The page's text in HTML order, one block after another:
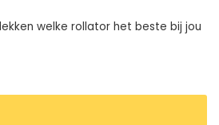
welke rollator het beste bij jou